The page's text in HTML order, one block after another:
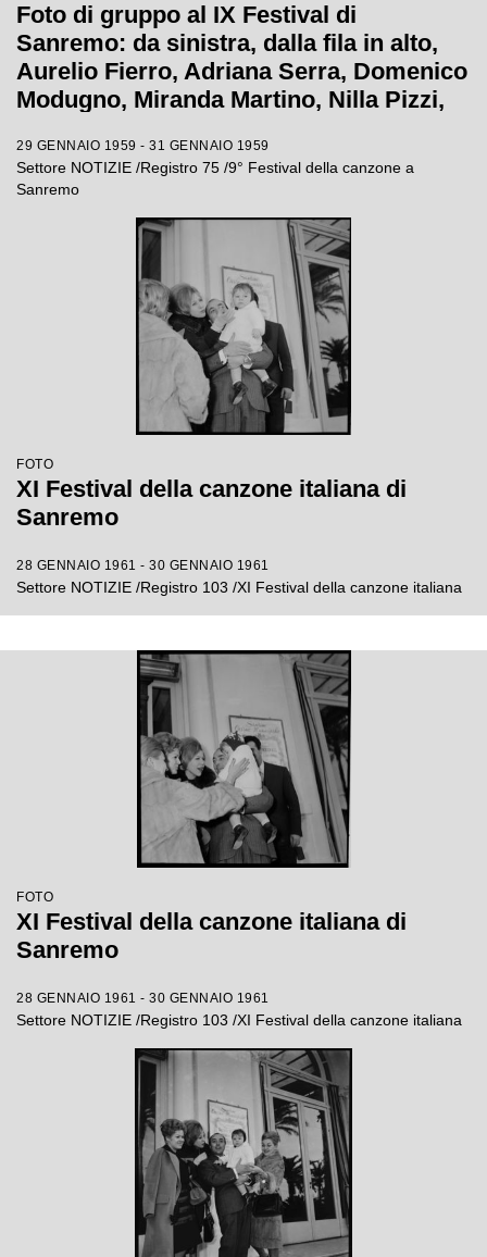
Foto di gruppo al IX Festival di
Sanremo: da sinistra, dalla fila in alto,
Aurelio Fierro, Adriana Serra, Domenico
Modugno, Miranda Martino, Nilla Pizzi,
Torrielli, Arturo Testa, Johnny Dorelli,
Anna D'Amico, Teddy Reno, Gino Latilla,
Achille Togliani, Betty Curtis, Enzo
Tortora, Fausto Cigliano
29 GENNAIO 1959 - 31 GENNAIO 1959
Settore NOTIZIE /Registro 75 /9° Festival della canzone a
Sanremo
FOTO
XI Festival della canzone italiana di
Sanremo
28 GENNAIO 1961 - 30 GENNAIO 1961
Settore NOTIZIE /Registro 103 /XI Festival della canzone italiana
FOTO
XI Festival della canzone italiana di
Sanremo
28 GENNAIO 1961 - 30 GENNAIO 1961
Settore NOTIZIE /Registro 103 /XI Festival della canzone italiana